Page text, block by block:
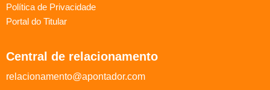
Política de Privacidade
Portal do Titular
Central de relacionamento
relacionamento@apontador.com